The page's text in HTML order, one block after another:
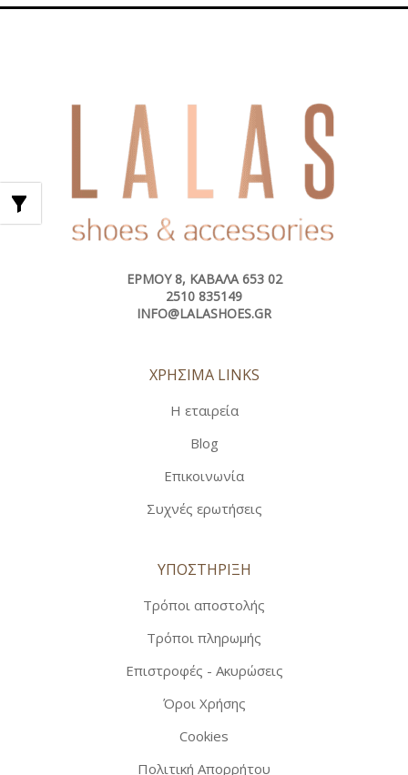
ΕΡΜΟΎ 8, ΚΑΒΆΛΑ 653 02
2510 835149
INFO@LALASHOES.GR
ΧΡΗΣΙΜΑ LINKS
Η εταιρεία
Blog
Επικοινωνία
Συχνές ερωτήσεις
ΥΠΟΣΤΗΡΙΞΗ
Τρόποι αποστολής
Τρόποι πληρωμής
Επιστροφές - Ακυρώσεις
Όροι Χρήσης
Cookies
Πολιτική Απορρήτου